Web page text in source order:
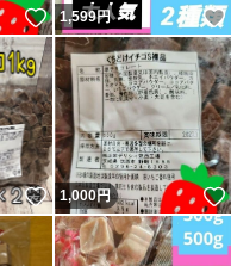
いいね！
1,599円
いいね！
1,000円